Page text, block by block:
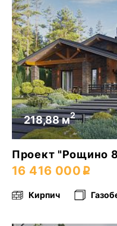
218,88 м2
Проект "Рощино
16 416 000
Кирпич